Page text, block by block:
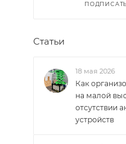
Статьи
18 мая 2026
Как
на малой
отсутствии
устройств